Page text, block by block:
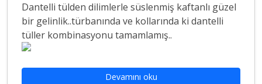
Dantelli tülden dilimlerle süslenmiş kaftanlı güzel
bir gelinlik..türbanında ve kollarında ki dantelli
tüller kombinasyonu tamamlamış..
Devamını oku